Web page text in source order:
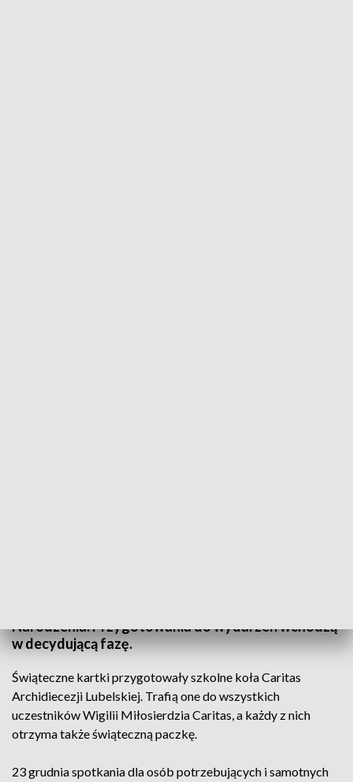
Narodzenia. Przygotowania do wydarzeń wchodzą
w decydującą fazę.
Świąteczne kartki przygotowały szkolne koła Caritas
Archidiecezji Lubelskiej. Trafią one do wszystkich
uczestników Wigilii Miłosierdzia Caritas, a każdy z nich
otrzyma także świąteczną paczkę.
23 grudnia spotkania dla osób potrzebujących i samotnych